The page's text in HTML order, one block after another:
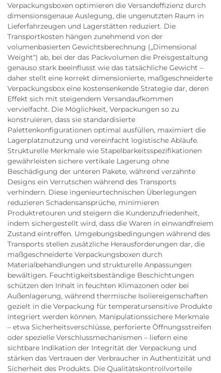
Verpackungsboxen optimieren die Versandeffizienz durch
dimensionsgenaue Auslegung, die ungenutzten Raum in
Lieferfahrzeugen und Lagerstätten reduziert. Die
Transportkosten hängen zunehmend von der
volumenbasierten Gewichtsberechnung („Dimensional
Weight“) ab, bei der das Packvolumen die Preisgestaltung
genauso stark beeinflusst wie das tatsächliche Gewicht –
daher stellt eine korrekt dimensionierte, maßgeschneiderte
Verpackungsbox eine kostensenkende Strategie dar, deren
Effekt sich mit steigendem Versandaufkommen
vervielfacht. Die Möglichkeit, Verpackungen so zu
konstruieren, dass sie standardisierte
Palettenkonfigurationen optimal ausfüllen, maximiert die
Lagerplatznutzung und vereinfacht logistische Abläufe.
Strukturelle Merkmale wie Stapelbarkeitsspezifikationen
gewährleisten sichere vertikale Lagerung ohne
Beschädigung der unteren Pakete, während verzahnte
Designs ein Verrutschen während des Transports
verhindern. Diese ingenieurtechnischen Überlegungen
reduzieren Schadensansprüche, minimieren
Produktretouren und steigern die Kundenzufriedenheit,
indem sichergestellt wird, dass die Waren in einwandfreiem
Zustand eintreffen. Umgebungsbedingungen während des
Transports stellen zusätzliche Herausforderungen dar, die
maßgeschneiderte Verpackungsboxen durch
Materialbehandlungen und strukturelle Anpassungen
bewältigen. Feuchtigkeitsbeständige Beschichtungen
schützen den Inhalt in feuchten Klimazonen oder bei
Außenlagerung, während thermische Isoliereigenschaften
gezielt in die Verpackung für temperatursensitive Produkte
integriert werden können. Manipulationssichere Merkmale
– etwa Sicherheitsverschlüsse, perforierte Öffnungsstreifen
oder spezielle Verschlussmechanismen – liefern eine
sichtbare Indikation der Integrität der Verpackung und
stärken das Vertrauen der Verbraucher in Authentizität und
Sicherheit des Produkts. Die Qualitätskontrollvorteile